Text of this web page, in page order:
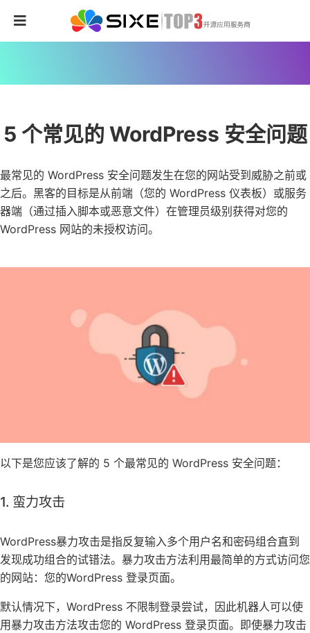
5 个常见的 WordPress 安全问题
最常见的 WordPress 安全问题发生在您的网站受到威胁之前或
之后。黑客的目标是从前端（您的 WordPress 仪表板）或服务
器端（通过插入脚本或恶意文件）在管理员级别获得对您的
WordPress 网站的未授权访问。
以下是您应该了解的 5 个最常见的 WordPress 安全问题：
1. 蛮力攻击
WordPress暴力攻击是指反复输入多个用户名和密码组合直到
发现成功组合的试错法。暴力攻击方法利用最简单的方式访问您
的网站：您的WordPress 登录页面。
默认情况下，WordPress 不限制登录尝试，因此机器人可以使
用暴力攻击方法攻击您的 WordPress 登录页面。即使暴力攻击